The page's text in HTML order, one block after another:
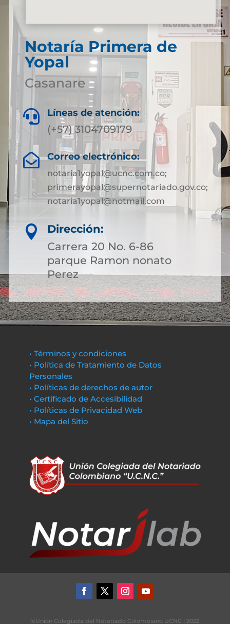
Notaría Primera de
Yopal
Casanare
 Líneas de atención:
(+57) 3104709179
 Correo electrónico:
notaria1yopal@ucnc.com.co;
primerayopal@supernotariado.gov.co;
notaria1yopal@hotmail.com

Dirección:
Carrera 20 No. 6-86
parque Ramon nonato
Perez
• Términos y condiciones
• Política de Tratamiento de Datos
Personales
• Políticas de derechos de autor
• Certificado de Accesibilidad
• Políticas de Privacidad Web
• Mapa del Sitio
©Unión Colegiada del Notariado Colombiano UCNC | 2022